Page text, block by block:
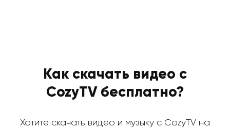
Как скачать видео с
CozyTV бесплатно?
Хотите скачать видео и музыку с CozyTV на